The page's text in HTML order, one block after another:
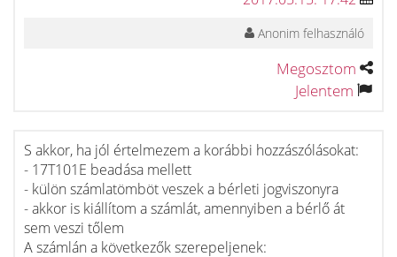
Anonim felhasználó
Megosztom
Jelentem
S akkor, ha jól értelmezem a korábbi hozzászólásokat:
- 17T101E beadása mellett
- külön számlatömböt veszek a bérleti jogviszonyra
- akkor is kiállítom a számlát, amennyiben a bérlő át
sem veszi tőlem
A számlán a következők szerepeljenek: